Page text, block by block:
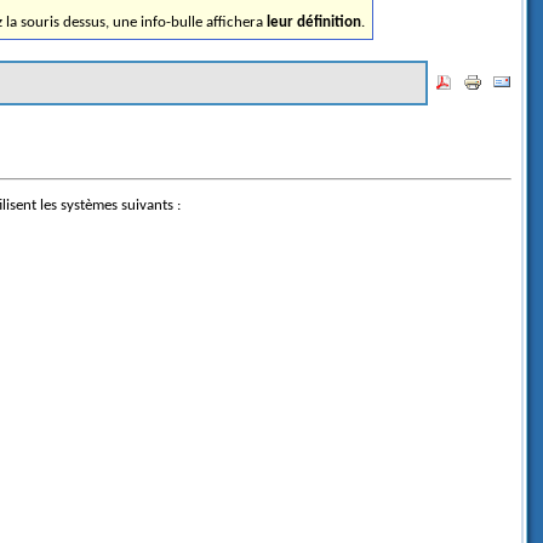
la souris dessus, une info-bulle affichera leur définition.
les systèmes suivants :